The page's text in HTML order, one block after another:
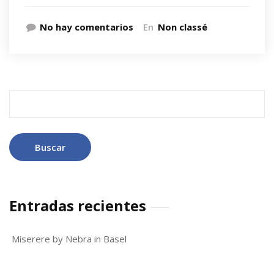
No hay comentarios En Non classé
Entradas recientes
Miserere by Nebra in Basel